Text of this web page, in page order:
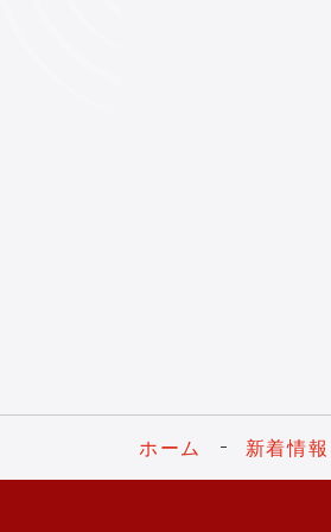
ホーム 新着情報